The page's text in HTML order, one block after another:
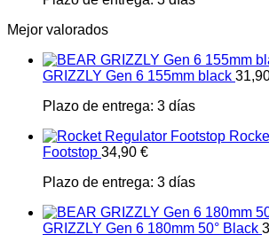
Mejor valorados
GRIZZLY Gen 6 155mm black
Plazo de entrega: 3 días
Footstop 34,90 €
Plazo de entrega: 3 días
GRIZZLY Gen 6 180mm 50° Black